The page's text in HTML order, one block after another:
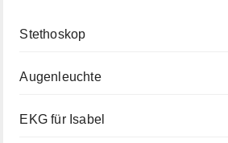
Stethoskop
Augenleuchte
EKG für Isabel